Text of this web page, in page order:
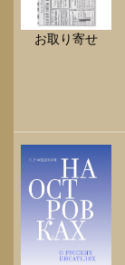
お取り寄せ